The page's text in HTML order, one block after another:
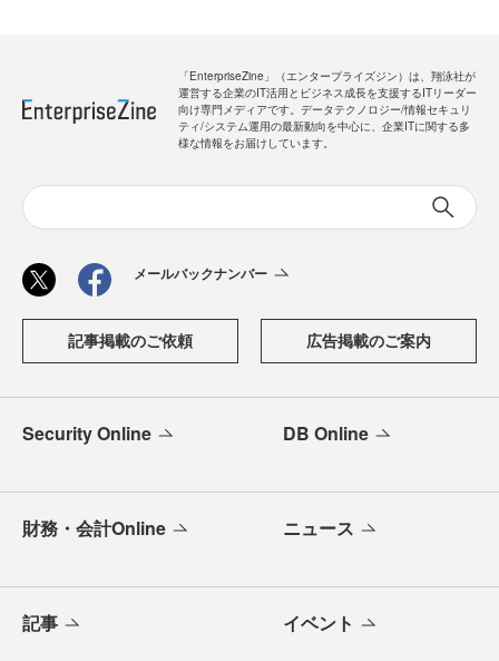
「EnterpriseZine」（エンタープライズジン）は、翔泳社が
運営する企業のIT活用とビジネス成長を支援するITリーダー
向け専門メディアです。データテクノロジー/情報セキュリ
ティ/システム運用の最新動向を中心に、企業ITに関する多
様な情報をお届けしています。
メールバックナンバー
記事掲載のご依頼 広告掲載のご案内
Security Online DB Online
財務・会計Online ニュース
記事 イベント